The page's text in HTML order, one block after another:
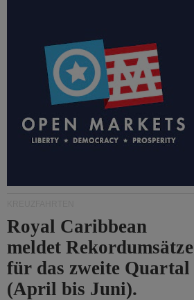
Royal Caribbean
meldet Rekordumsätze
für das zweite Quartal
(April bis Juni).